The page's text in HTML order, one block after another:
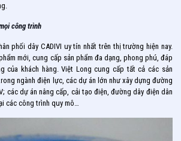
công trình
phối dây CADIVI uy tín nhất trên thị trường hiện nay.
mới, cung cấp sản phẩm đa dạng, phong phú, đáp
của khách hàng. Việt Long cung cấp tất cả các sản
ngành điện lực, các dự án lớn như xây dựng đường
các dự án nâng cấp, cải tạo điện, đường dây điện dân
các công trình quy mô…